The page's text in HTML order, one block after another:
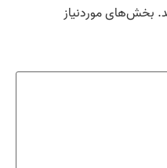
بخش‌های موردنیاز